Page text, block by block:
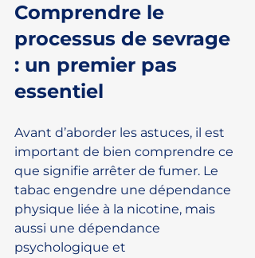
Comprendre le
processus de sevrage
: un premier pas
essentiel
Avant d’aborder les astuces, il est
important de bien comprendre ce
que signifie arrêter de fumer. Le
tabac engendre une dépendance
physique liée à la nicotine, mais
aussi une dépendance
psychologique et